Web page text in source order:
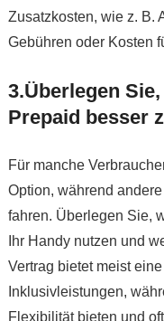
Zusatzkosten, wie z. B.
Gebühren oder Kosten
3.Überlegen
Prepaid besser
Für manche
Option, während
fahren. Überlegen Sie,
Ihr Handy nutzen und
Vertrag bietet meist
Inklusivleistungen,
Flexibilität bieten und